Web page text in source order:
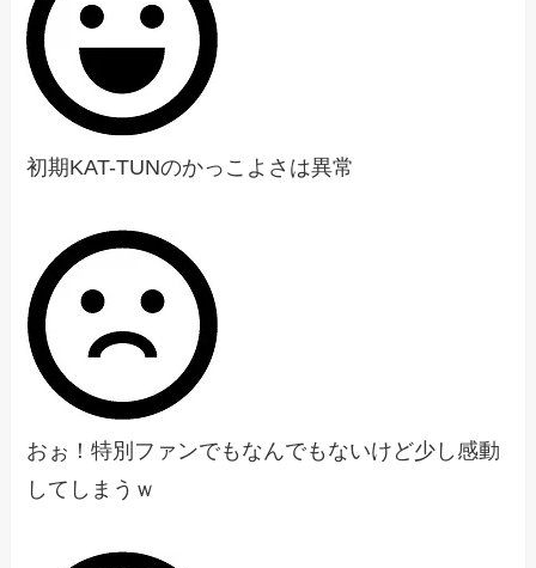
初期KAT-TUNのかっこよさは異常
おぉ！特別ファンでもなんでもないけど少し感動
してしまうｗ